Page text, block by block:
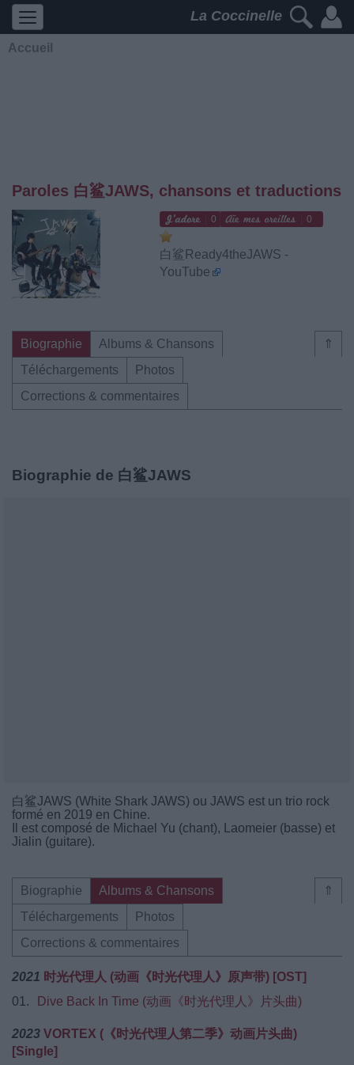
La Coccinelle
Accueil
Paroles 白鲨JAWS, chansons et traductions
0 0
白鲨Ready4theJAWS -
YouTube
⇑
Biographie
Albums & Chansons
Téléchargements
Photos
Corrections & commentaires
Biographie de 白鲨JAWS
白鲨JAWS (White Shark JAWS) ou JAWS est un trio rock
formé en 2019 en Chine.
Il est composé de Michael Yu (chant), Laomeier (basse) et
Jialin (guitare).
⇑
Biographie
Albums & Chansons
Téléchargements
Photos
Corrections & commentaires
2021 时光代理人 (动画《时光代理人》原声带) [OST]
01.
Dive Back In Time (动画《时光代理人》片头曲)
2023 VORTEX (《时光代理人第二季》动画片头曲)
[Single]